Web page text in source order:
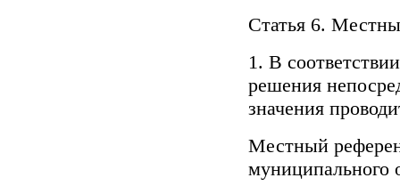
Статья 6.
1. В
решения
значения
Местный
муниципального